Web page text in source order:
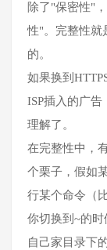
除了"保密性"
性"。完整性就
的。
如果换到
ISP插入的广告
理解了。
在完整性中，
个栗子，假如
行某个命令（
你切换到~的
自己家目录下